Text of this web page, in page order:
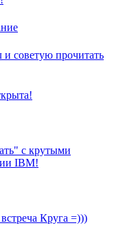
советую прочитать
с крутыми
IBM!
Круга =)))